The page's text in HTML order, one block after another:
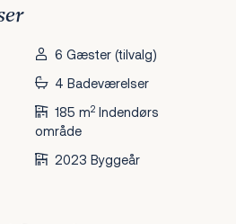
6 Gæster (tilvalg)
4 Badeværelser
185 m2Indendørs
område
2023 Byggeår